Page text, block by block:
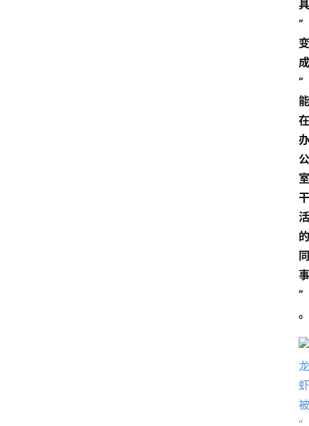
具
”
变
成
”
能
在
办
公
室
干
活
的
同
事
”
。